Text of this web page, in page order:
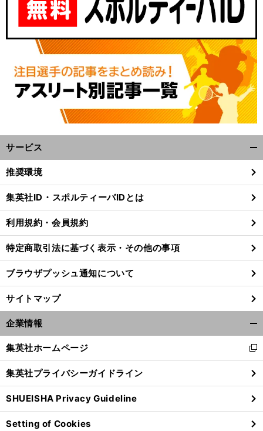
へ
サービス
閉
る
推奨環境
集英社ID・スポルティーバIDとは
利用規約・会員規約
特定商取引法に基づく表示・その他の事項
ブラウザプッシュ通知について
サイトマップ
企業情報
閉
る
集英社ホームページ
新
し
い
ウ
ィ
ン
ド
集英社プライバシーガイドライン
SHUEISHA Privacy Guideline
Setting of Cookies